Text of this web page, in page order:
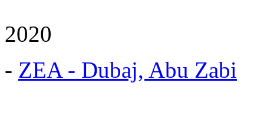
2020
- ZEA - Dubaj, Abu Zabi